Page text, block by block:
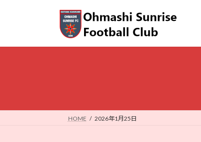
プ
動
HOME 2026年1月25日